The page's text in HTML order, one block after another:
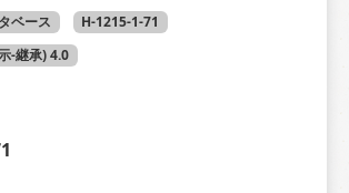
ベース
H-1215-1-71
-継承) 4.0